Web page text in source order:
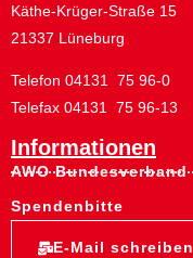
Käthe-Krüger-Straße 15
21337 Lüneburg
Telefon 04131 75 96-0
Telefax 04131 75 96-13
Informationen
AWO Bundesverband
Spendenbitte
E-Mail schreiben